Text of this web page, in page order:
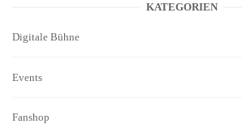
KATEGORIEN
Digitale Bühne
Events
Fanshop